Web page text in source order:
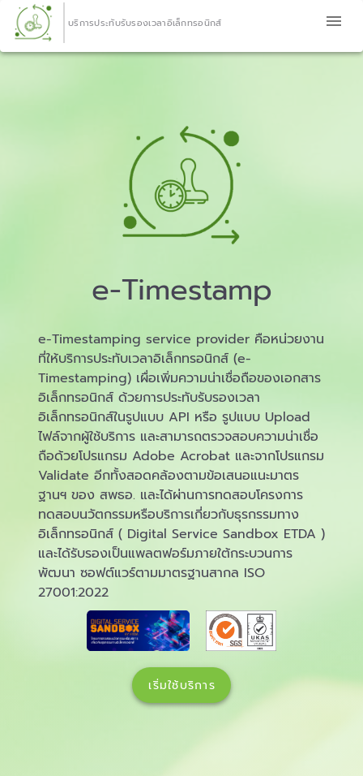
บริการประทับรับรองเวลาอิเล็กทรอนิกส์
e-Timestamp
e-Timestamping service provider คือหน่วยงาน
ที่ให้บริการประทับเวลาอิเล็กทรอนิกส์ (e-
Timestamping) เผื่อเพิ่มความน่าเชื่อถือของเอกสาร
อิเล็กทรอนิกส์ ด้วยการประทับรับรองเวลา
อิเล็กทรอนิกส์ในรูปแบบ API หรือ รูปแบบ Upload
ไฟล์จากผู้ใช้บริการ และสามารถตรวจสอบความน่าเชื่อ
ถือด้วยโปรแกรม Adobe Acrobat และจากโปรแกรม
Validate อีกทั้งสอดคล้องตามข้อเสนอแนะมาตร
ฐานฯ ของ สพธอ. และได้ผ่านการทดสอบโครงการ
ทดสอบนวัตกรรมหรือบริการเกี่ยวกับธุรกรรมทาง
อิเล็กทรอนิกส์ ( Digital Service Sandbox ETDA )
และได้รับรองเป็นแพลตฟอร์มภายใต้กระบวนการ
พัฒนา ซอฟต์แวร์ตามมาตรฐานสากล ISO
27001:2022
เริ่มใช้บริการ